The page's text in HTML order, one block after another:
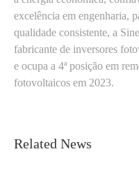
excelência em engenharia,
qualidade consistente, a
fabricante de inversores
e ocupa a 4ª posição em
fotovoltaicos em 2023.
Related News